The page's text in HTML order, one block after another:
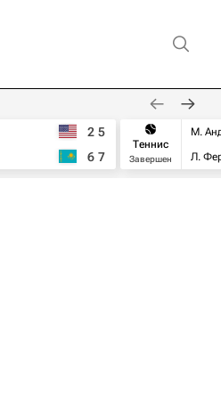
2 5
6 7
Теннис
Завершен
М.
Л.